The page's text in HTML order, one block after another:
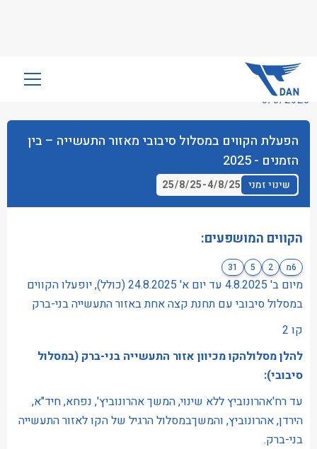
שִׂים
בְּאֲתָר
זֶה
מֻפְעֶלֶת
מַעֲרֶכֶת
נָגִישׁ
בִּקְלִיק
לִנְגִישׁוּת
הָאֲתָר.
3/8/2025
הפעלת הקווים במסלול סיבובי מאזור התעשייה – בין
הזמנים - 2025
שינוי זמני 4/8/25
-
25/8/25
הקווים המושפעים:
6מ 2
5
31
מיום ב' 4.8.2025 עד יום א' 24.8.2025 (כולל), יופעלו הקווים
במסלול סיבובי עם תחנת קצה אחת באזור התעשייה בני-ברק
‍קו 2
להלן מסלולהקו מכיוון אזור התעשייה בני-ברק (במסלול
סיבובי):
עד רח'אהרונוביץ ללא שינוי, המשך אהרונוביץ', נפחא, חיד"א,
הירדן, אהרונוביץ, והמשךבמסלול הרגיל של הקו לאזור התעשייה
בני-ברק.